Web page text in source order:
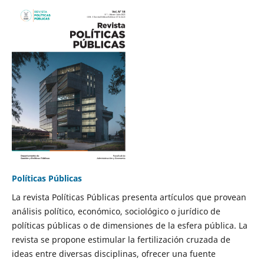
Políticas Públicas
La revista Políticas Públicas presenta artículos que provean
análisis político, económico, sociológico o jurídico de
políticas públicas o de dimensiones de la esfera pública. La
revista se propone estimular la fertilización cruzada de
ideas entre diversas disciplinas, ofrecer una fuente